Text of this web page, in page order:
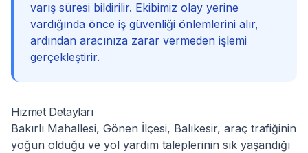
varış süresi bildirilir. Ekibimiz olay yerine
vardığında önce iş güvenliği önlemlerini alır,
ardından aracınıza zarar vermeden işlemi
gerçekleştirir.
Hizmet Detayları
Bakırlı Mahallesi, Gönen İlçesi, Balıkesir, araç trafiğinin
yoğun olduğu ve yol yardım taleplerinin sık yaşandığı